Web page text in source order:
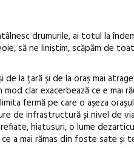
drumurile, ai totul la
să ne liniștim, scăpăm de
la țară și de la oraș mai
clar exacerbează ce e mai
fermă pe care o așeza
de infrastructură și nivel de
hiatusuri, o lume
a mai rămas din foste sate și
revine la
ediție